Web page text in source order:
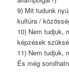
9) Mit tudunk
kultúra /
10) Nem tudjuk,
képzések
11) Nem tudjuk,
És még